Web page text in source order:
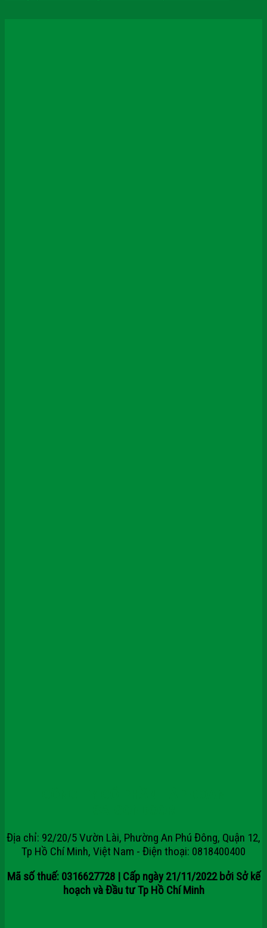
Địa chỉ: 92/20/5 Vườn Lài, Phường An Phú Đông, Quận 12,
Tp Hồ Chí Minh, Việt Nam - Điện thoại: 0818400400
Mã số thuế: 0316627728 | Cấp ngày 21/11/2022 bởi Sở kế
hoạch và Đầu tư Tp Hồ Chí Minh